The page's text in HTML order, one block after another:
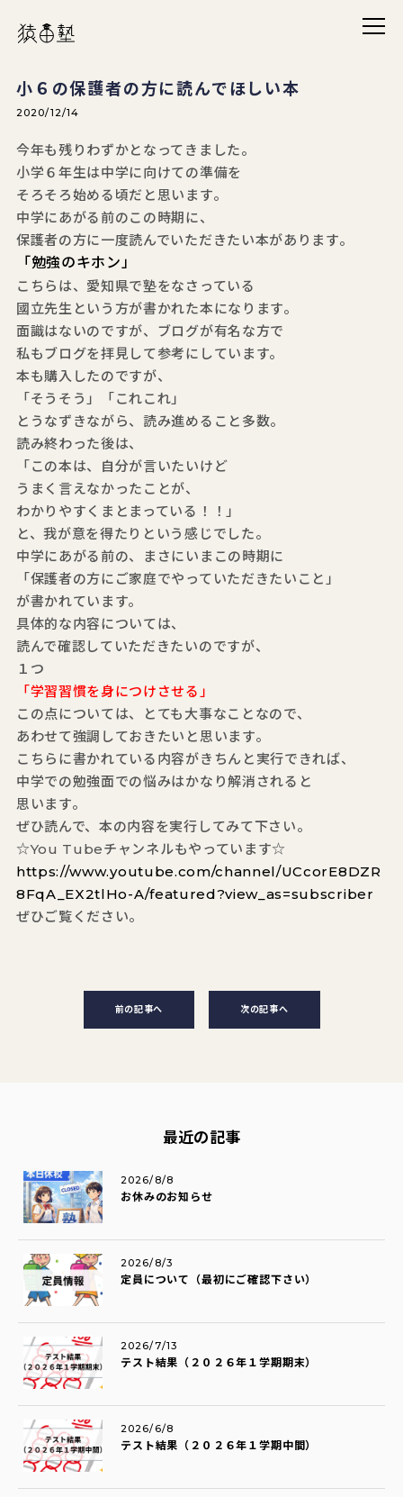
メニ
猿田塾
小６の保護者の方に読んでほしい本
2020/12/14
今年も残りわずかとなってきました。
小学６年生は中学に向けての準備を
そろそろ始める頃だと思います。
中学にあがる前のこの時期に、
保護者の方に一度読んでいただきたい本があります。
「勉強のキホン」
こちらは、愛知県で塾をなさっている
國立先生という方が書かれた本になります。
面識はないのですが、ブログが有名な方で
私もブログを拝見して参考にしています。
本も購入したのですが、
「そうそう」「これこれ」
とうなずきながら、読み進めること多数。
読み終わった後は、
「この本は、自分が言いたいけど
うまく言えなかったことが、
わかりやすくまとまっている！！」
と、我が意を得たりという感じでした。
中学にあがる前の、まさにいまこの時期に
「保護者の方にご家庭でやっていただきたいこと」
が書かれています。
具体的な内容については、
読んで確認していただきたいのですが、
１つ
「学習習慣を身につけさせる」
この点については、とても大事なことなので、
あわせて強調しておきたいと思います。
こちらに書かれている内容がきちんと実行できれば、
中学での勉強面での悩みはかなり解消されると
思います。
ぜひ読んで、本の内容を実行してみて下さい。
☆You Tubeチャンネルもやっています☆
https://www.youtube.com/channel/UCcorE8DZR
8FqA_EX2tlHo-A/featured?view_as=subscriber
ぜひご覧ください。
前の記事へ 次の記事へ
最近の記事
お休みのお知らせ
2026/8/8
定員について（最初にご確認下さい）
2026/8/3
テスト結果（２０２６年１学期期末）
2026/7/13
テスト結果（２０２６年１学期中間）
2026/6/8